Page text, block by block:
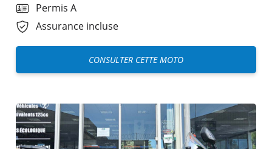
Permis A
Assurance incluse
CONSULTER CETTE MOTO